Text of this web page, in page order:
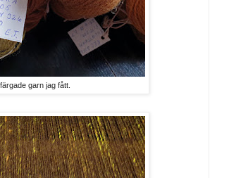
garn jag fått.